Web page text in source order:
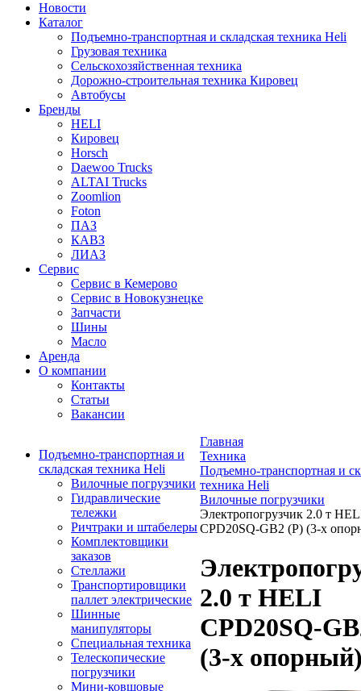
Новости
Каталог
Подъемно-транспортная и складская техника Heli
Грузовая техника
Сельскохозяйственная техника
Дорожно-строительная техника Кировец
Автобусы
Бренды
HELI
Кировец
Horsch
Daewoo Trucks
ALTAI Trucks
Zoomlion
Foton
ПАЗ
КАВЗ
ЛИАЗ
Сервис
Сервис в Кемерово
Сервис в Новокузнецке
Запчасти
Шины
Масло
Аренда
О компании
Контакты
Статьи
Вакансии
Подъемно-транспортная и
складская техника Heli
Вилочные погрузчики
Гидравлические
тележки
Ричтраки и штабелеры
Комплектовщики
заказов
Стеллажи
Транспортировщики
паллет электрические
Шинные
манипуляторы
Специальная техника
Телескопические
погрузчики
Мини-ковшовые
Главная
Техника
Подъемно-транспортная и
техника Heli
Вилочные погрузчики
Электропогрузчик 2.0 т
CPD20SQ-GB2 (P) (3-х
2.0 т HELI
CPD20SQ-
(3-х